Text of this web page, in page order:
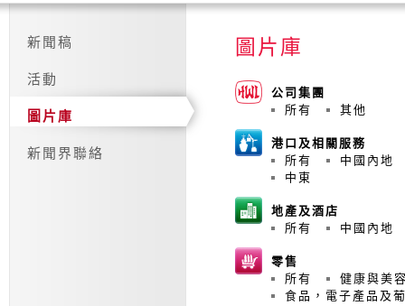
新聞稿
活動
圖片庫
新聞界聯絡
圖片庫
公司集團
所有
其他
港口及相關服務
所有
中國內地
中東
地產及酒店
所有
中國內地
零售
所有
健康與美
食品，電子產品及